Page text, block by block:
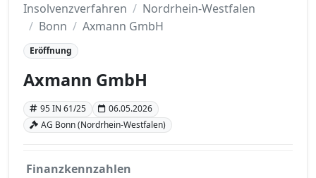
Insolvenzverfahren
Nordrhein-Westfalen
Bonn
Axmann GmbH
Eröffnung
Axmann GmbH
95 IN 61/25
06.05.2026
AG Bonn (Nordrhein-Westfalen)
Finanzkennzahlen